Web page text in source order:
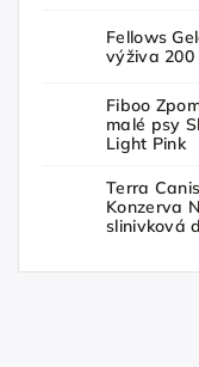
Fellows
výživa 200
Fiboo
malé psy
Light Pink
Terra
Konzerva
slinivková